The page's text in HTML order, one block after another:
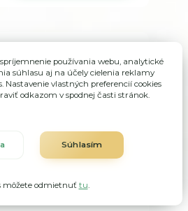
používania webu, analytické
súhlasu aj na účely cielenia reklamy
Nastavenie vlastných preferencií cookies
odkazom v spodnej časti stránok.
Súhlasím
môžete odmietnuť tu.